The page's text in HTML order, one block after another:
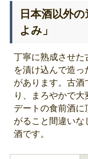
日本酒以外
よみ」
丁寧に熟成させた
を漬け込んで造
があります。古酒
り、まろやかで
デートの食前酒
がること間違いな
酒です。